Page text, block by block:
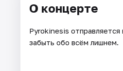
О концерте
Pyrokinesis
забыть обо всём лишнем.